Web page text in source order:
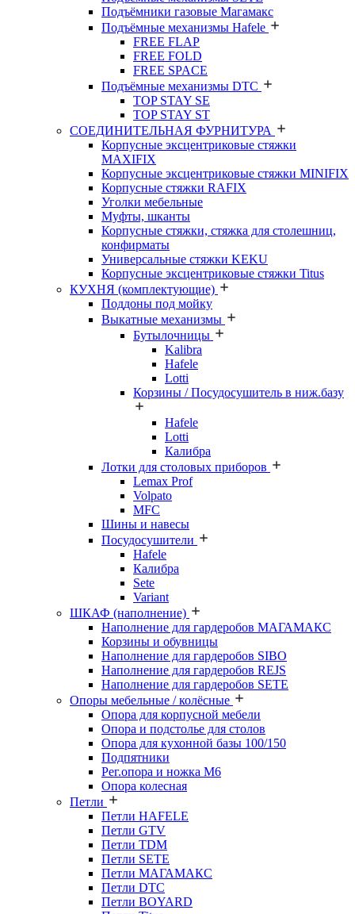
Подъёмники газовые Магамакс
Подъёмные механизмы Hafele
FREE FLAP
FREE FOLD
FREE SPACE
Подъёмные механизмы DTC
TOP STAY SE
TOP STAY ST
СОЕДИНИТЕЛЬНАЯ ФУРНИТУРА
Корпусные эксцентриковые стяжки
MAXIFIX
Корпусные эксцентриковые стяжки MINIFIX
Корпусные стяжки RAFIX
Уголки мебельные
Муфты, шканты
Корпусные стяжки, стяжка для столешниц,
конфирматы
Универсальные стяжки KEKU
Корпусные эксцентриковые стяжки Titus
КУХНЯ (комплектующие)
Поддоны под мойку
Выкатные механизмы
Бутылочницы
Kalibra
Hafele
Lotti
Корзины / Посудосушитель в ниж.базу
Hafele
Lotti
Калибра
Лотки для столовых приборов
Lemax Prof
Volpato
MFC
Шины и навесы
Посудосушители
Hafele
Калибра
Sete
Variant
ШКАФ (наполнение)
Наполнение для гардеробов МАГАМАКС
Корзины и обувницы
Наполнение для гардеробов SIBO
Наполнение для гардеробов REJS
Наполнение для гардеробов SETE
Опоры мебельные / колёсные
Опора для корпусной мебели
Опора и подстолье для столов
Опора для кухонной базы 100/150
Подпятники
Рег.опора и ножка М6
Опора колесная
Петли
Петли HAFELE
Петли GTV
Петли TDM
Петли SETE
Петли МАГАМАКС
Петли DTC
Петли BOYARD